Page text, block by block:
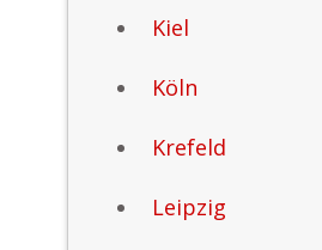
Kiel
Köln
Krefeld
Leipzig